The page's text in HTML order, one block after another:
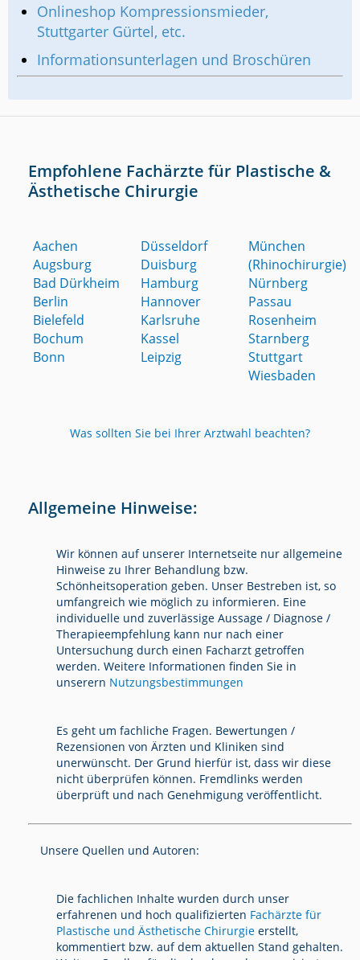
Onlineshop Kompressionsmieder,
Stuttgarter Gürtel, etc.
Informationsunterlagen und Broschüren
Empfohlene Fachärzte für Plastische &
Ästhetische Chirurgie
Aachen
Augsburg
Bad Dürkheim
Berlin
Bielefeld
Bochum
Bonn
Düsseldorf
Duisburg
Hamburg
Hannover
Karlsruhe
Kassel
Leipzig
München
(Rhinochirurgie)
Nürnberg
Passau
Rosenheim
Starnberg
Stuttgart
Wiesbaden
Was sollten Sie bei Ihrer Arztwahl beachten?
Allgemeine Hinweise:
Wir können auf unserer Internetseite nur allgemeine
Hinweise zu Ihrer Behandlung bzw.
Schönheitsoperation geben. Unser Bestreben ist, so
umfangreich wie möglich zu informieren. Eine
individuelle und zuverlässige Aussage / Diagnose /
Therapieempfehlung kann nur nach einer
Untersuchung durch einen Facharzt getroffen
werden. Weitere Informationen finden Sie in
unserern Nutzungsbestimmungen
Es geht um fachliche Fragen. Bewertungen /
Rezensionen von Ärzten und Kliniken sind
unerwünscht. Der Grund hierfür ist, dass wir diese
nicht überprüfen können. Fremdlinks werden
überprüft und nach Genehmigung veröffentlicht.
Unsere Quellen und Autoren:
Die fachlichen Inhalte wurden durch unser
erfahrenen und hoch qualifizierten Fachärzte für
Plastische und Ästhetische Chirurgie erstellt,
kommentiert bzw. auf dem aktuellen Stand gehalten.